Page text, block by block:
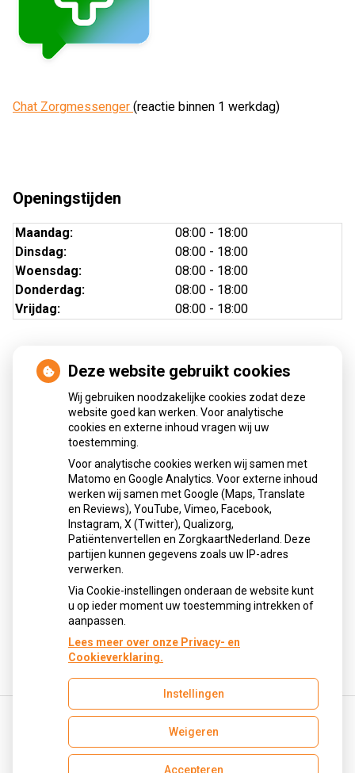
Chat Zorgmessenger (reactie binnen 1 werkdag)
Openingstijden
Maandag:
08:00 - 18:00
Dinsdag:
08:00 - 18:00
Woensdag:
08:00 - 18:00
Donderdag:
08:00 - 18:00
Vrijdag:
08:00 - 18:00
Nieuws
Sinds huisartsen afslankmedicijnen mogen voorschrijven,
neemt gebruik toe
Schurft sinds corona geen vergeten ziekte meer: aantal
uitbraken fors gestegen
Stoppen met afslankmedicijnen betekent zonder
leefstijlaanpassingen weer gewichtstoename
Kookadvies drinkwater in provincie Utrecht vanwege
besmetting
Terugroepactie babyvoeding Nestlé: bacterie kan baby’s
ziek maken
Uw Zorg Online |Beheer
motke@ezorg.nl
Deze website gebruikt cookies
Wij gebruiken noodzakelijke cookies zodat deze
website goed kan werken. Voor analytische
cookies en externe inhoud vragen wij uw
toestemming.
Voor analytische cookies werken wij samen met
Matomo en Google Analytics. Voor externe inhoud
werken wij samen met Google (Maps, Translate
en Reviews), YouTube, Vimeo, Facebook,
Instagram, X (Twitter), Qualizorg,
Patiëntenvertellen en ZorgkaartNederland. Deze
partijen kunnen gegevens zoals uw IP-adres
verwerken.
Via Cookie-instellingen onderaan de website kunt
u op ieder moment uw toestemming intrekken of
aanpassen.
Lees meer over onze Privacy- en
Cookieverklaring.
Instellingen
Weigeren
Accepteren